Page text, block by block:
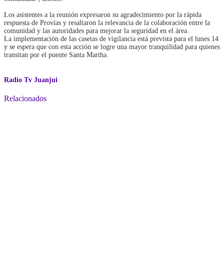
Los asistentes a la reunión expresaron su agradecimiento por la rápida
respuesta de Provías y resaltaron la relevancia de la colaboración entre la
comunidad y las autoridades para mejorar la seguridad en el área.
La implementación de las casetas de vigilancia está prevista para el lunes 14
y se espera que con esta acción se logre una mayor tranquilidad para quienes
transitan por el puente Santa Martha.
Radio Tv Juanjui
Relacionados